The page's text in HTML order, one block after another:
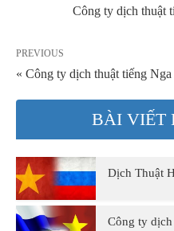
Công ty dịch thuật
PREVIOUS
« Công ty dịch thuật tiếng
BÀI VIẾT
Dịch Thuật
Công ty